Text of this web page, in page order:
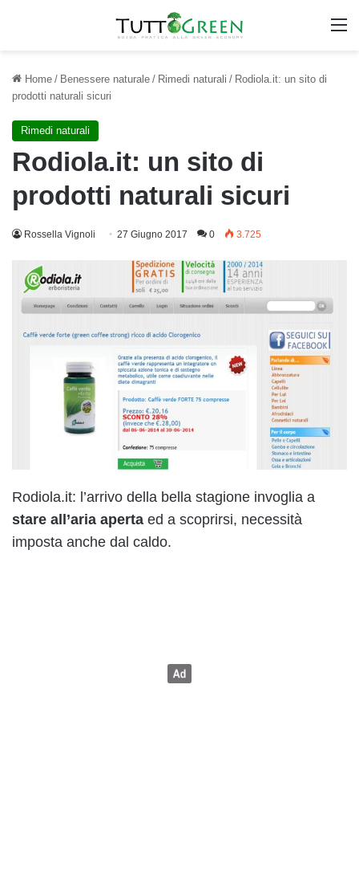
Home / Benessere naturale / Rimedi naturali / Rodiola.it: un sito di
prodotti naturali sicuri
Rimedi naturali
Rodiola.it: un sito di
prodotti naturali sicuri
Rossella Vignoli 27 Giugno 2017 0 3.725
Rodiola.it: l’arrivo della bella stagione invoglia a
stare all’aria aperta ed a scoprirsi, necessità
imposta anche dal caldo.